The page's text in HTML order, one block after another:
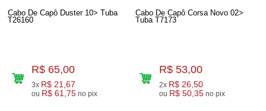
Cabo De Capô Duster 10> Tuba
T26160
R$ 65,00
3x R$ 21,67
ou R$ 61,75 no pix
Cabo De Capô Corsa Novo 02>
Tuba T7173
R$ 53,00
2x R$ 26,50
ou R$ 50,35 no pix